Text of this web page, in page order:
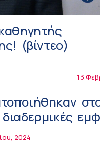
(βίντεο)
13
βαλβίδας!
2024